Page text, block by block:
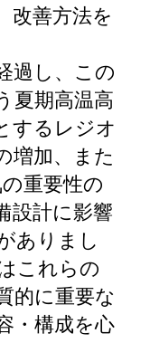
改善方法を
過し、この
夏期高温高
するレジオ
増加、また
重要性の
設計に影響
ありまし
これらの
的に重要な
・構成を心